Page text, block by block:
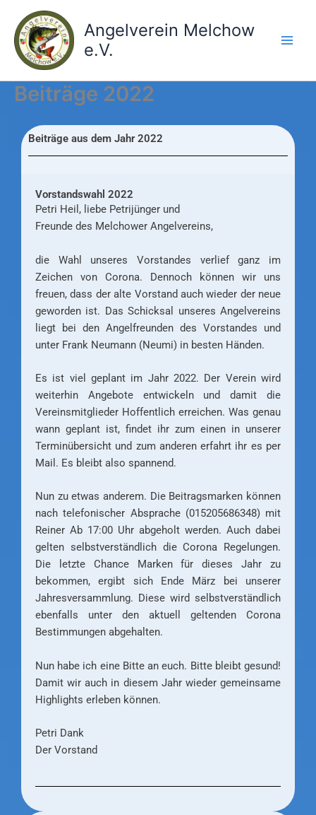
Inhalt
springen
Angelverein Melchow
e.V.
Beiträge 2022
Beiträge aus dem Jahr 2022
Vorstandswahl 2022
Petri Heil, liebe Petrijünger und
Freunde des Melchower Angelvereins,
die Wahl unseres Vorstandes verlief ganz im
Zeichen von Corona. Dennoch können wir uns
freuen, dass der alte Vorstand auch wieder der neue
geworden ist. Das Schicksal unseres Angelvereins
liegt bei den Angelfreunden des Vorstandes und
unter Frank Neumann (Neumi) in besten Händen.
Es ist viel geplant im Jahr 2022. Der Verein wird
weiterhin Angebote entwickeln und damit die
Vereinsmitglieder Hoffentlich erreichen. Was genau
wann geplant ist, findet ihr zum einen in unserer
Terminübersicht und zum anderen erfahrt ihr es per
Mail. Es bleibt also spannend.
Nun zu etwas anderem. Die Beitragsmarken können
nach telefonischer Absprache (015205686348) mit
Reiner Ab 17:00 Uhr abgeholt werden. Auch dabei
gelten selbstverständlich die Corona Regelungen.
Die letzte Chance Marken für dieses Jahr zu
bekommen, ergibt sich Ende März bei unserer
Jahresversammlung. Diese wird selbstverständlich
ebenfalls unter den aktuell geltenden Corona
Bestimmungen abgehalten.
Nun habe ich eine Bitte an euch. Bitte bleibt gesund!
Damit wir auch in diesem Jahr wieder gemeinsame
Highlights erleben können.
Petri Dank
Der Vorstand